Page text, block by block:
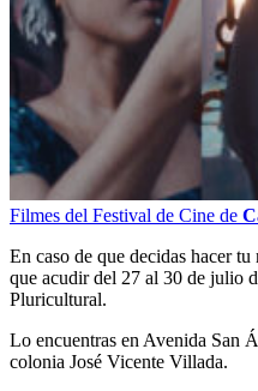
Filmes del Festival de Cine de
En caso de que decidas hacer
que acudir del 27 al 30 de julio
Pluricultural.
Lo encuentras en Avenida San
colonia José Vicente Villada.